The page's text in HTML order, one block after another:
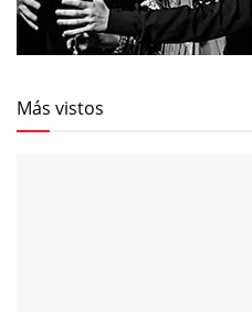
Más vistos